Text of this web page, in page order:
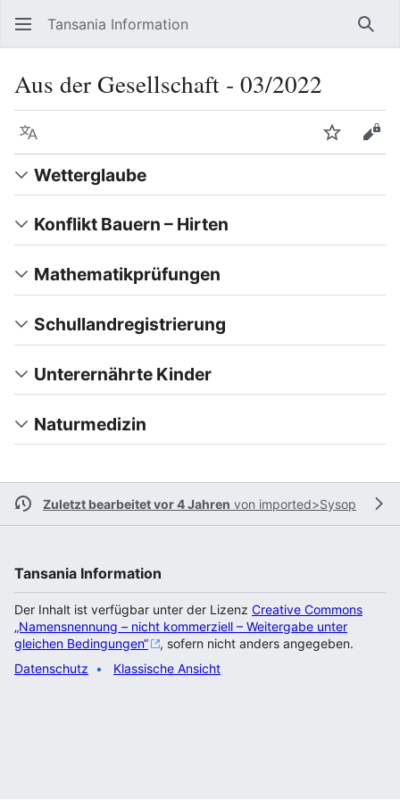
Tansania Information
Aus der Gesellschaft ‐ 03/2022
Sprache
Wetterglaube
Konflikt Bauern – Hirten
Mathematikprüfungen
Schullandregistrierung
Unterernährte Kinder
Naturmedizin
Zuletzt bearbeitet vor 4 Jahren von imported>Sysop
Tansania Information
Der Inhalt ist verfügbar unter der Lizenz Creative Commons
„Namensnennung – nicht kommerziell – Weitergabe unter
gleichen Bedingungen“
, sofern nicht anders angegeben.
Datenschutz
Klassische Ansicht